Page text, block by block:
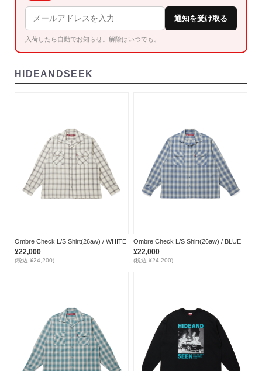
通知を受け取る
入荷したら自動でお知らせ。解除はいつでも。
HIDEANDSEEK
Ombre Check L/S Shirt(26aw) / WHITE
¥22,000
(税込 ¥24,200)
Ombre Check L/S Shirt(26aw) / BLUE
¥22,000
(税込 ¥24,200)